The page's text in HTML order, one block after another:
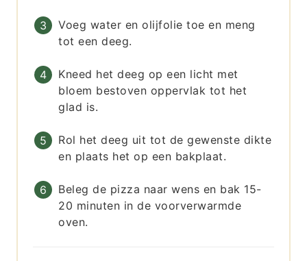
Voeg water en olijfolie toe en meng
tot een deeg.
Kneed het deeg op een licht met
bloem bestoven oppervlak tot het
glad is.
Rol het deeg uit tot de gewenste dikte
en plaats het op een bakplaat.
Beleg de pizza naar wens en bak 15-
20 minuten in de voorverwarmde
oven.